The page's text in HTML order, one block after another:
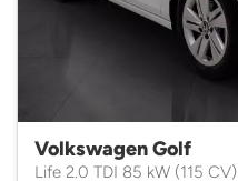
Volkswagen Golf
Life 2.0 TDI 85 kW (115 CV)